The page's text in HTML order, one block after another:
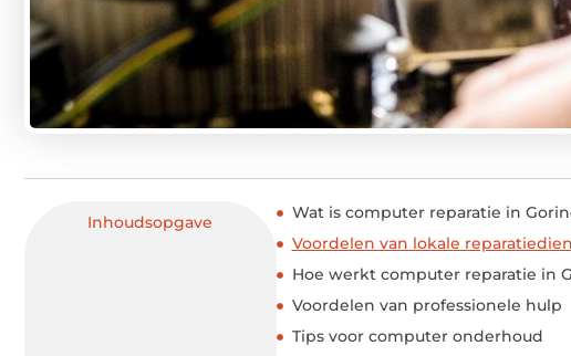
Inhoudsopgave
Wat is computer reparatie in
Voordelen van lokale
Hoe werkt computer reparatie in
Voordelen van professionele hulp
Tips voor computer onderhoud